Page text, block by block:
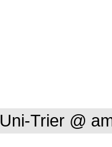
Uni-Trier @